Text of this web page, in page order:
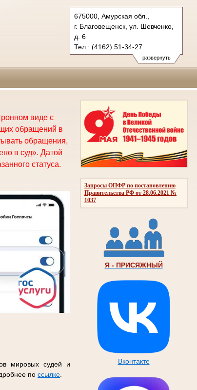
развернуть
675000, Амурская обл.,
г. Благовещенск, ул. Шевченко,
д. 6
Тел.: (4162) 51-34-27
oblsud.amr@sudrf.ru
Запросы ОПФР по постановлению
Правительства РФ от 28.06.2021 №
1037
Я - ПРИСЯЖНЫЙ
Вконтакте
виде с
обращений в
обращения,
в суд». Датой
статуса.
мировых судей и
по ссылке.